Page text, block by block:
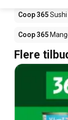
Coop 365Sushi
Coop 365
Flere